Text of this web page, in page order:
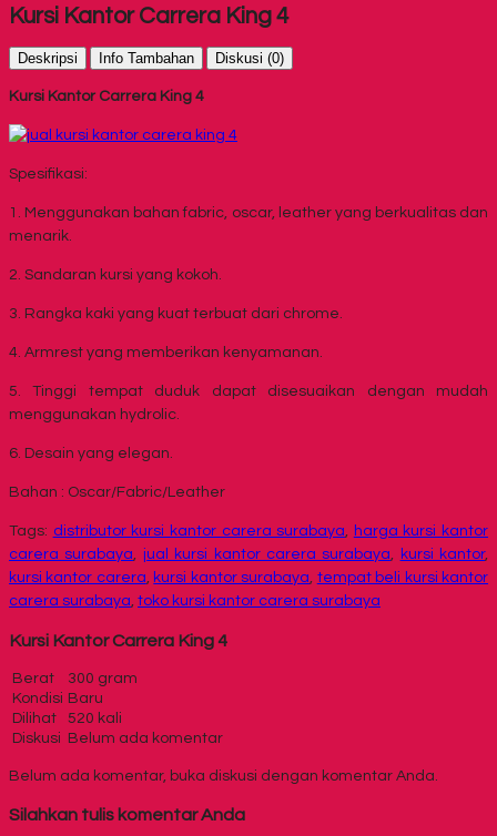
Kursi Kantor Carrera King 4
Deskripsi Info Tambahan Diskusi (0)
Kursi Kantor Carrera King 4
Spesifikasi:
1. Menggunakan bahan fabric, oscar, leather yang berkualitas dan
menarik.
2. Sandaran kursi yang kokoh.
3. Rangka kaki yang kuat terbuat dari chrome.
4. Armrest yang memberikan kenyamanan.
5. Tinggi tempat duduk dapat disesuaikan dengan mudah
menggunakan hydrolic.
6. Desain yang elegan.
Bahan : Oscar/Fabric/Leather
Tags: distributor kursi kantor carera surabaya, harga kursi kantor
carera surabaya, jual kursi kantor carera surabaya, kursi kantor,
kursi kantor carera, kursi kantor surabaya, tempat beli kursi kantor
carera surabaya, toko kursi kantor carera surabaya
Kursi Kantor Carrera King 4
Berat
300 gram
Kondisi Baru
Dilihat
520 kali
Diskusi
Belum ada komentar
Belum ada komentar, buka diskusi dengan komentar Anda.
Silahkan tulis komentar Anda